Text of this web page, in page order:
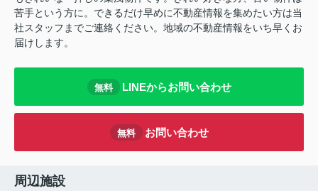
苦手という方に。できるだけ早めに不動産情報を集めたい方は当
社スタッフまでご連絡ください。地域の不動産情報をいち早くお
届けします。
無料 LINEからお問い合わせ
無料 お問い合わせ
周辺施設